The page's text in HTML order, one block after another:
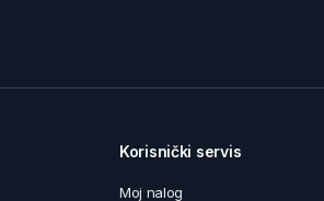
Korisnički servis
Moj nalog